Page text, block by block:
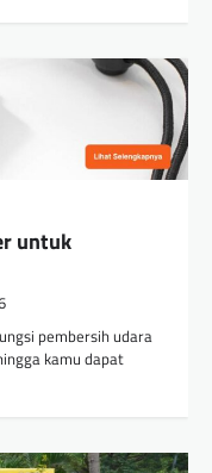
untuk
pembersih udara
kamu dapat